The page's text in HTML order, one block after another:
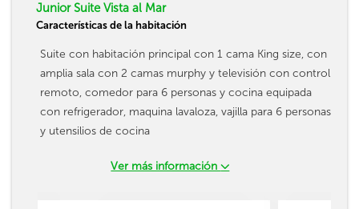
Junior Suite Vista al Mar
Características de la habitación
Suite con habitación principal con 1 cama King size, con
amplia sala con 2 camas murphy y televisión con control
remoto, comedor para 6 personas y cocina equipada
con refrigerador, maquina lavaloza, vajilla para 6 personas
y utensilios de cocina
Ver más información